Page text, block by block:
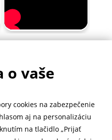
.
1-2 dní
o vaše
cookies na zabezpečenie
aj na personalizáciu
na tlačidlo „Prijať